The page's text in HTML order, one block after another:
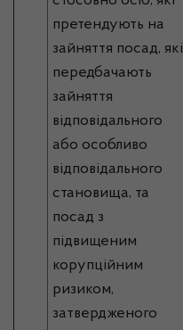
претендують на
зайняття посад, які
передбачають
зайняття
відповідального
або особливо
відповідального
становища, та
посад з
підвищеним
корупційним
ризиком,
затвердженого